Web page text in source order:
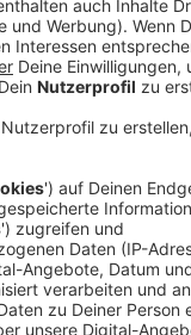
02.02.2024 00:00